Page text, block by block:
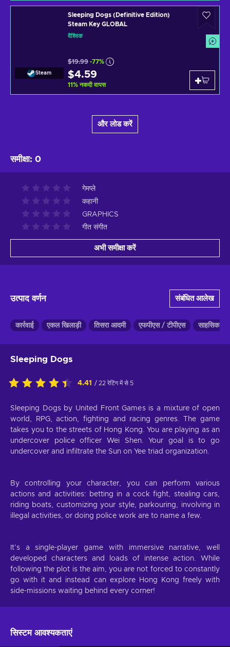
Steam
Sleeping Dogs (Definitive Edition)
Steam Key GLOBAL
वैश्विक
$19.99 -77%
$4.59
11% नकदी वापस
और लोड करें
समीक्षा: 0
गेमप्ले
कहानी
GRAPHICS
गीत संगीत
अभी समीक्षा करें
उत्पाद वर्णन संबंधित आलेख
कार्रवाई एकल खिलाड़ी तिसरा आदमी एफपीएस / टीपीएस साहसिक
Sleeping Dogs
4.41 / 22 रेटिंग में से 5
Sleeping Dogs by United Front Games is a mixture of open
world, RPG, action, fighting and racing genres. The game
takes you to the streets of Hong Kong. You are playing as an
undercover police officer Wei Shen. Your goal is to go
undercover and infiltrate the Sun on Yee triad organization.
By controlling your character, you can perform various
actions and activities: betting in a cock fight, stealing cars,
riding boats, customizing your style, parkouring, involving in
illegal activities, or doing police work are to name a few.
It’s a single-player game with immersive narrative, well
developed characters and loads of intense action. While
following the plot is the aim, you are not forced to constantly
go with it and instead can explore Hong Kong freely with
side-missions waiting behind every corner!
सिस्टम आवश्यकताएं